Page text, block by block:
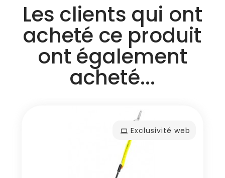
Les clients qui ont
acheté ce produit
ont également
acheté...
Exclusivité web